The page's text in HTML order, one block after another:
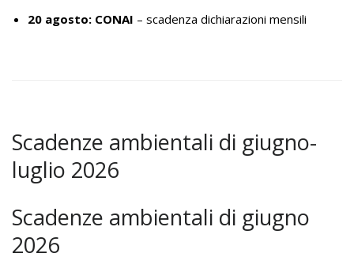
20 agosto: CONAI – scadenza dichiarazioni mensili
Scadenze ambientali di giugno-
luglio 2026
Scadenze ambientali di giugno
2026